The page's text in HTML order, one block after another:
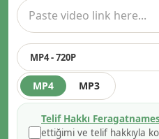
MP4 MP3
MP4 - 720P
Telif Hakkı
ettiğimi ve telif hakkıyla